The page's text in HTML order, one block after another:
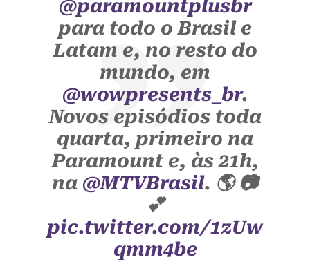
@paramountplusbr
para todo o Brasil e
Latam e, no resto do
mundo, em
@wowpresents_br.
Novos episódios toda
quarta, primeiro na
Paramount e, às 21h,
na @MTVBrasil. 🌎 📷
💕
pic.twitter.com/1zUw
qmm4be